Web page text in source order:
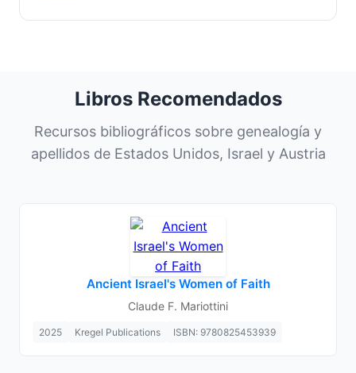
Libros Recomendados
Recursos bibliográficos sobre genealogía y
apellidos de Estados Unidos, Israel y Austria
Ancient Israel's Women of Faith
Claude F. Mariottini
2025 Kregel Publications ISBN: 9780825453939